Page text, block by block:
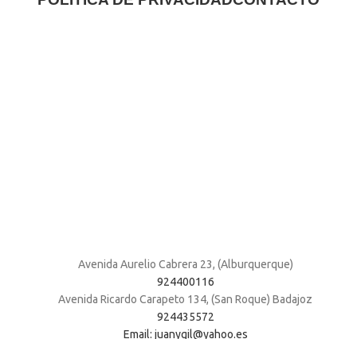
Avenida Aurelio Cabrera 23, (Alburquerque)
924400116
Avenida Ricardo Carapeto 134, (San Roque) Badajoz
924435572
Email: juanygil@yahoo.es